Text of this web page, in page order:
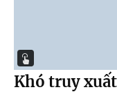
Khó truy